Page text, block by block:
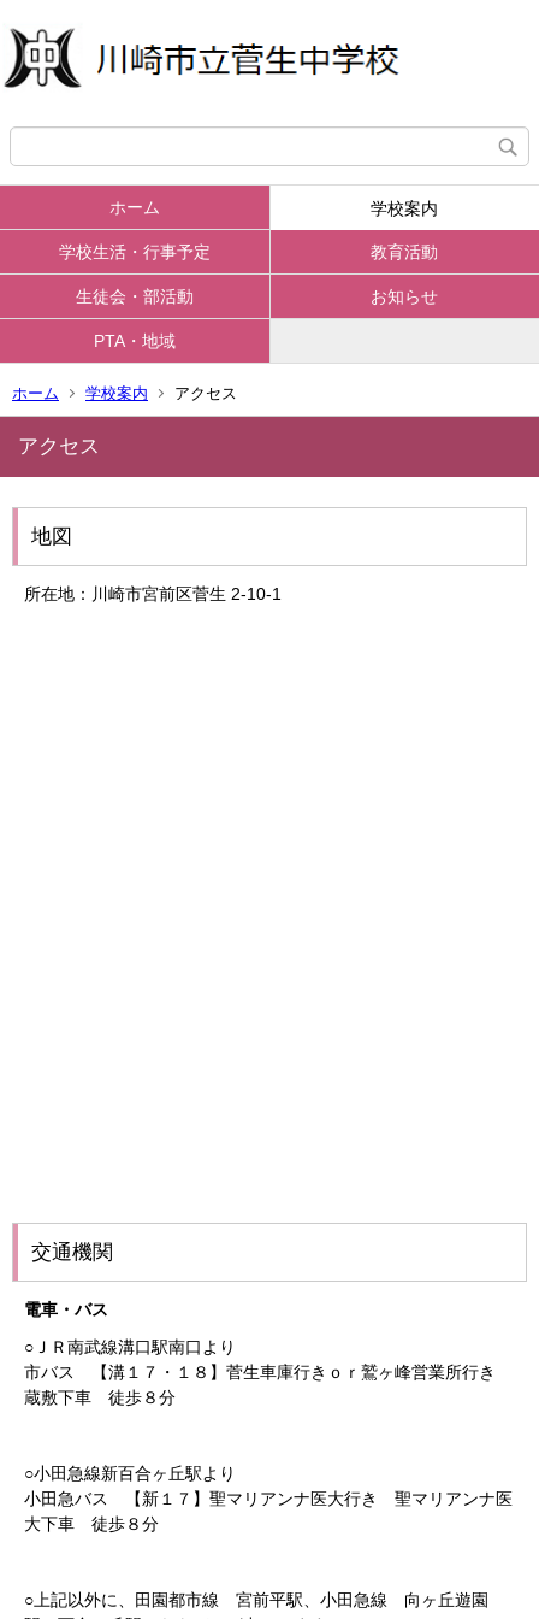
ホーム 学校案内
学校生活・行事予定 教育活動
生徒会・部活動 お知らせ
PTA・地域
ホーム 学校案内 アクセス
アクセス
地図
所在地：川崎市宮前区菅生 2-10-1
交通機関
電車・バス
○ＪＲ南武線溝口駅南口より
市バス 【溝１７・１８】菅生車庫行きｏｒ鷲ヶ峰営業所行き
蔵敷下車 徒歩８分
○小田急線新百合ヶ丘駅より
小田急バス 【新１７】聖マリアンナ医大行き 聖マリアンナ医
大下車 徒歩８分
○上記以外に、田園都市線 宮前平駅、小田急線 向ヶ丘遊園